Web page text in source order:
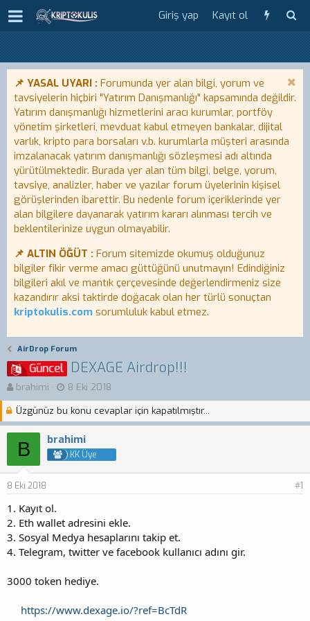
Giriş yap Kayıt ol
📌 YASAL UYARI : Forumunda yer alan bilgi, yorum ve
tavsiyelerin hiçbiri "Yatırım Danışmanlığı" kapsamında değildir.
Yatırım danışmanlığı hizmetlerini aracı kurumlar, portföy
yönetim şirketleri, mevduat kabul etmeyen bankalar, dijital
varlık, kripto para borsaları v.b. kurumlarla müşteri arasında
imzalanacak yatırım danışmanlığı sözleşmesi adı altında
yürütülmektedir. Burada yer alan tüm bilgi, belge, yorum,
tavsiye, analizler, haber ve yazılar forum üyelerinin kişisel
görüşlerinden ibarettir. Bu nedenle forum içeriklerinde yer
alan bilgilere dayanarak yatırım kararı alınması tercih ve
beklentilerinize uygun olmayabilir.
📌 ALTIN ÖĞÜT : Forum sitemizde okumuş olduğunuz
bilgiler fikir verme amacı güttüğünü unutmayın! Edindiğiniz
bilgileri akıl ve mantık çerçevesinde değerlendirmeniz size
kazandırır aksi taktirde doğacak olan her türlü sonuçtan
kriptokulis.com sorumluluk kabul etmez.
AirDrop Forum
Güncel DEXAGE Airdrop!!!
K
o
n
b
u
b
a
a
a
brahimi
B
a
ş
l
a
n
g
ı
r
i
h
8 Eki 2018
Üzgünüz bu konu cevaplar için kapatılmıştır...
B brahimi
KK Üye
8 Eki 2018 #1
1. Kayıt ol.
2. Eth wallet adresini ekle.
3. Sosyal Medya hesaplarını takip et.
4. Telegram, twitter ve facebook kullanıcı adını gir.
3000 token hediye.
https://www.dexage.io/?ref=BcTdR